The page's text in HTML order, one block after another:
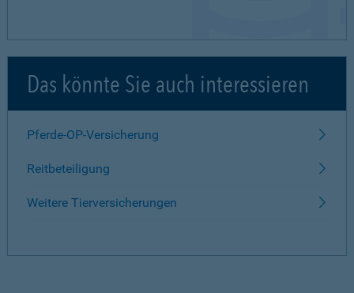
Das könnte Sie auch interessieren
Pferde-OP-Versicherung
Reitbeteiligung
Weitere Tierversicherungen